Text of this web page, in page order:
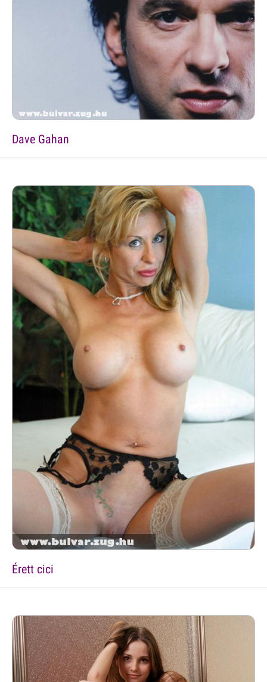
Dave Gahan
Érett cici